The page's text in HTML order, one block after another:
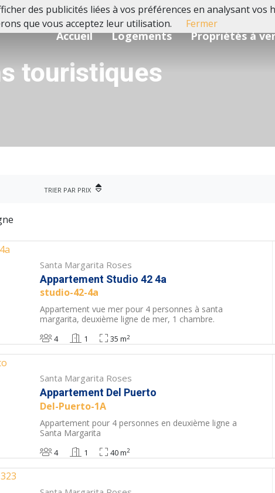
Accueil Logements Propriétés à
touristiques
TRIER PAR PRIX
Santa Margarita Roses
Appartement Studio 42 4a
studio-42-4a
Appartement vue mer pour 4 personnes à santa
margarita, deuxième ligne de mer, 1 chambre.
4 1 35 m2
Santa Margarita Roses
Appartement Del Puerto
Del-Puerto-1A
Appartement pour 4 personnes en deuxième ligne a
Santa Margarita
4 1 40 m2
des publicités liées à vos préférences en analysant vos
que vous acceptez leur utilisation.
Fermer